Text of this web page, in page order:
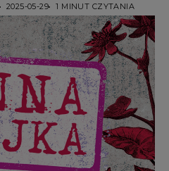
2025-05-29 1 MINUT CZYTANIA